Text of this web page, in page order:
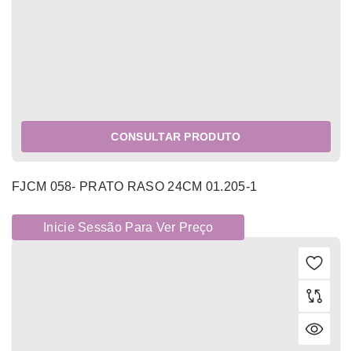
CONSULTAR PRODUTO
FJCM 058- PRATO RASO 24CM 01.205-1
Inicie Sessão Para Ver Preço